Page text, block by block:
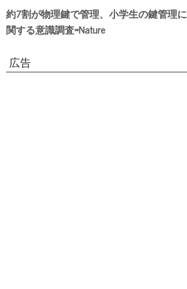
約7割が物理鍵で管理、小学生の鍵管理に
関する意識調査=Nature
広告